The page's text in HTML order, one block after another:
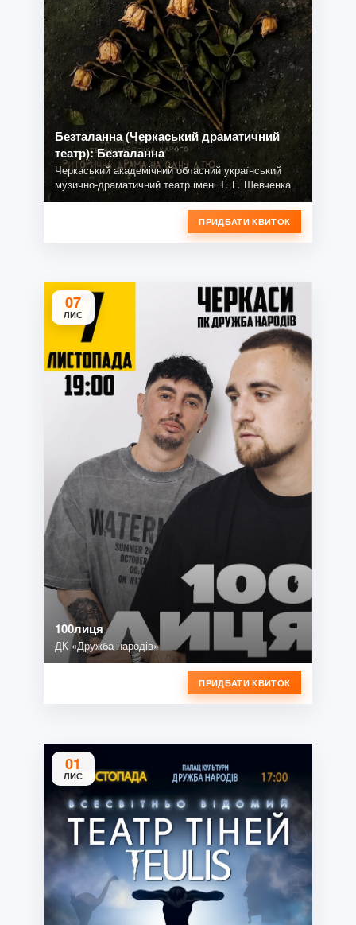
Безталанна (Черкаський драматичний
театр): Безталанна
Черкаський академічний обласний український
музично-драматичний театр імені Т. Г. Шевченка
ПРИДБАТИ КВИТОК
07
ЛИС
100лиця
ДК «Дружба народів»
ПРИДБАТИ КВИТОК
01
ЛИС